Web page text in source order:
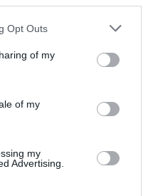
uses one or more Google
behaviour. You may click to
and its third-party tags to
purposes in below Google
Opt Outs
of my
of my
my
Advertising.